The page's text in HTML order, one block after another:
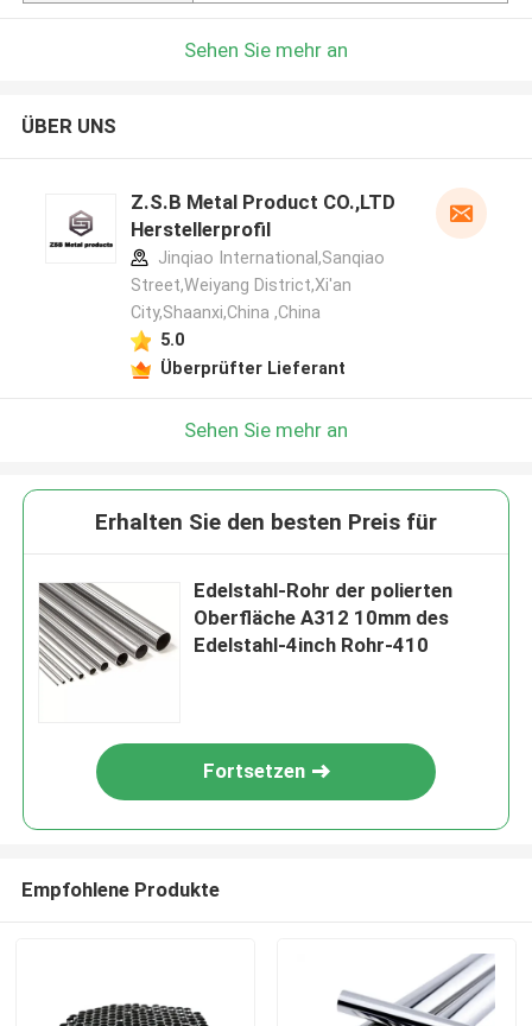
Sehen Sie mehr an
ÜBER UNS
Z.S.B Metal Product CO.,LTD
Herstellerprofil
Jinqiao International,Sanqiao
Street,Weiyang District,Xi'an
City,Shaanxi,China ,China
5.0
Überprüfter Lieferant
Sehen Sie mehr an
Erhalten Sie den besten Preis für
Edelstahl-Rohr der polierten
Oberfläche A312 10mm des
Edelstahl-4inch Rohr-410
Fortsetzen
Empfohlene Produkte